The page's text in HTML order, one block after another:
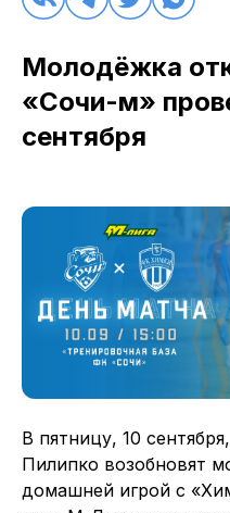
Молодёжка
«Сочи-м»
сентября
В пятницу, 10
Пилипко возобновят
домашней игрой с